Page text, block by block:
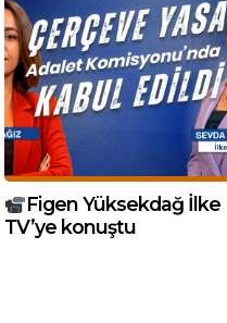
Figen Yüksekdağ İlke
TV’ye konuştu